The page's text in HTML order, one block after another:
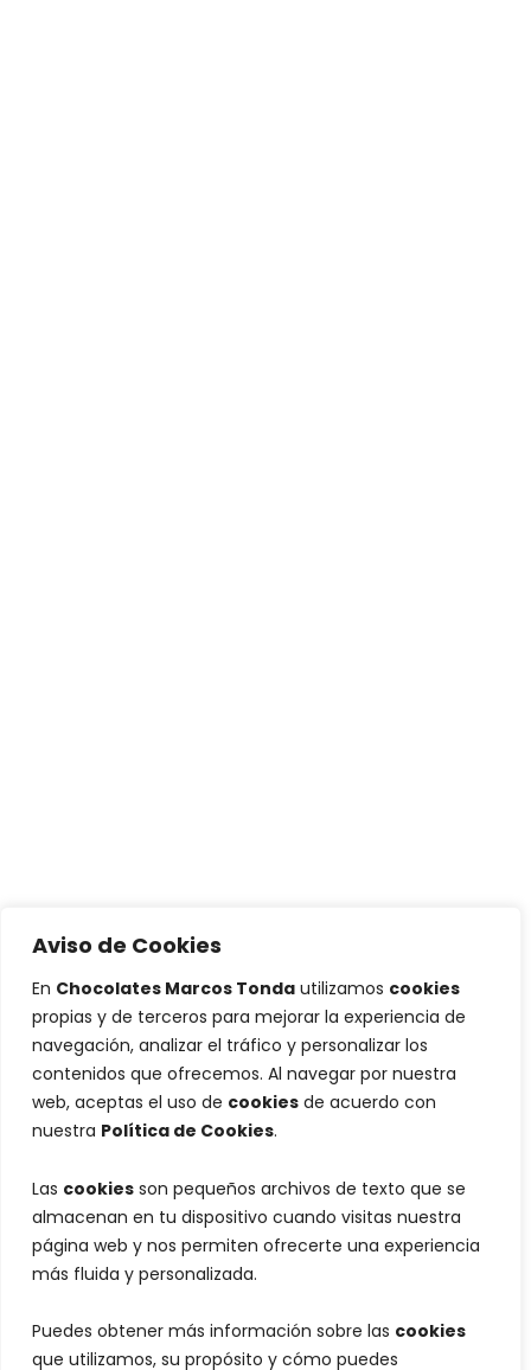
Aviso de Cookies
En Chocolates Marcos Tonda utilizamos cookies
propias y de terceros para mejorar la experiencia de
navegación, analizar el tráfico y personalizar los
contenidos que ofrecemos. Al navegar por nuestra
web, aceptas el uso de cookies de acuerdo con
nuestra Política de Cookies.
Las cookies son pequeños archivos de texto que se
almacenan en tu dispositivo cuando visitas nuestra
página web y nos permiten ofrecerte una experiencia
más fluida y personalizada.
Puedes obtener más información sobre las cookies
que utilizamos, su propósito y cómo puedes